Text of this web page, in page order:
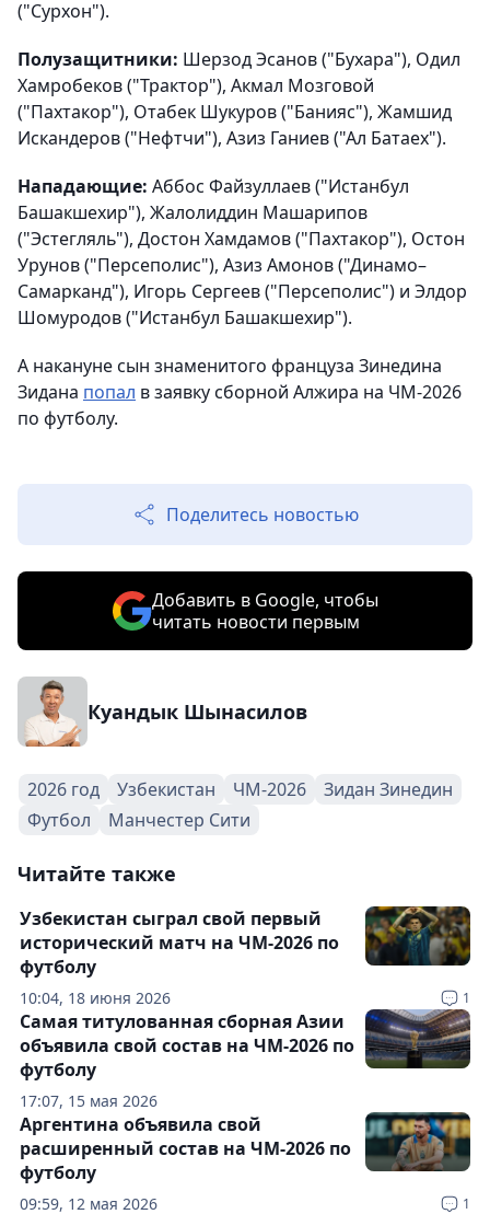
("Сурхон").
Полузащитники: Шерзод Эсанов ("Бухара"), Одил
Хамробеков ("Трактор"), Акмал Мозговой
("Пахтакор"), Отабек Шукуров ("Банияс"), Жамшид
Искандеров ("Нефтчи"), Азиз Ганиев ("Ал Батаех").
Нападающие: Аббос Файзуллаев ("Истанбул
Башакшехир"), Жалолиддин Машарипов
("Эстегляль"), Достон Хамдамов ("Пахтакор"), Остон
Урунов ("Персеполис"), Азиз Амонов ("Динамо–
Самарканд"), Игорь Сергеев ("Персеполис") и Элдор
Шомуродов ("Истанбул Башакшехир").
А накануне сын знаменитого француза Зинедина
Зидана попал в заявку сборной Алжира на ЧМ-2026
по футболу.
Поделитесь новостью
Добавить в Google, чтобы
читать новости первым
Куандык Шынасилов
2026 год Узбекистан ЧМ-2026
Зидан Зинедин
Футбол
Манчестер Сити
Читайте также
10:04, 18 июня 2026 1
Узбекистан сыграл свой первый
исторический матч на ЧМ-2026 по
футболу
17:07, 15 мая 2026
Самая титулованная сборная Азии
объявила свой состав на ЧМ-2026 по
футболу
09:59, 12 мая 2026 1
Аргентина объявила свой
расширенный состав на ЧМ-2026 по
футболу